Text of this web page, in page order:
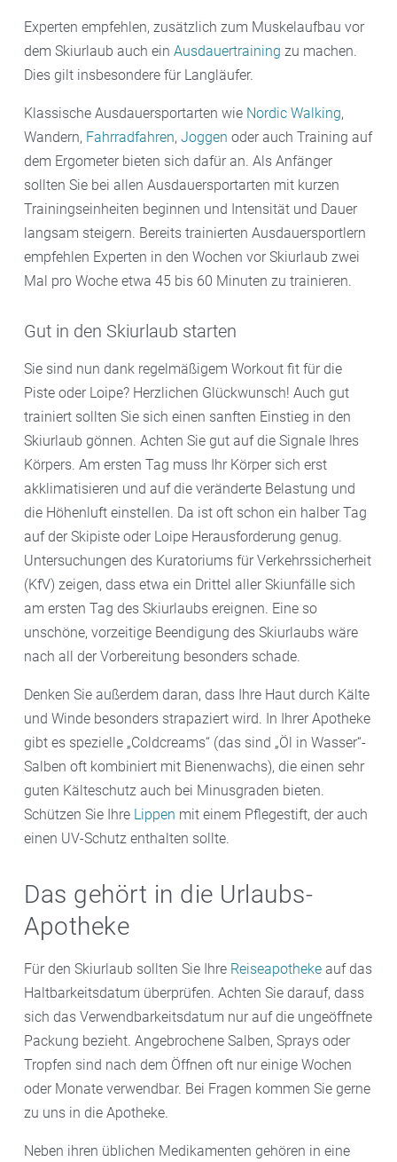
Seite drei Mal.
Bein nach etwa 10 bis 20 Sekunden wieder ab. Auch
für diese Übung empfehlen wir drei Wiederholungen
pro Seite.
Experten empfehlen, zusätzlich zum Muskelaufbau vor
dem Skiurlaub auch ein Ausdauertraining zu machen.
Dies gilt insbesondere für Langläufer.
Klassische Ausdauersportarten wie Nordic Walking,
Wandern, Fahrradfahren, Joggen oder auch Training auf
dem Ergometer bieten sich dafür an. Als Anfänger
sollten Sie bei allen Ausdauersportarten mit kurzen
Trainingseinheiten beginnen und Intensität und Dauer
langsam steigern. Bereits trainierten Ausdauersportlern
empfehlen Experten in den Wochen vor Skiurlaub zwei
Mal pro Woche etwa 45 bis 60 Minuten zu trainieren.
Gut in den Skiurlaub starten
Sie sind nun dank regelmäßigem Workout fit für die
Piste oder Loipe? Herzlichen Glückwunsch! Auch gut
trainiert sollten Sie sich einen sanften Einstieg in den
Skiurlaub gönnen. Achten Sie gut auf die Signale Ihres
Körpers. Am ersten Tag muss Ihr Körper sich erst
akklimatisieren und auf die veränderte Belastung und
die Höhenluft einstellen. Da ist oft schon ein halber Tag
auf der Skipiste oder Loipe Herausforderung genug.
Untersuchungen des Kuratoriums für Verkehrssicherheit
(KfV) zeigen, dass etwa ein Drittel aller Skiunfälle sich
am ersten Tag des Skiurlaubs ereignen. Eine so
unschöne, vorzeitige Beendigung des Skiurlaubs wäre
nach all der Vorbereitung besonders schade.
Denken Sie außerdem daran, dass Ihre Haut durch Kälte
und Winde besonders strapaziert wird. In Ihrer Apotheke
gibt es spezielle „Coldcreams“ (das sind „Öl in Wasser“-
Salben oft kombiniert mit Bienenwachs), die einen sehr
guten Kälteschutz auch bei Minusgraden bieten.
Schützen Sie Ihre Lippen mit einem Pflegestift, der auch
einen UV-Schutz enthalten sollte.
Das gehört in die Urlaubs-
Apotheke
Für den Skiurlaub sollten Sie Ihre Reiseapotheke auf das
Haltbarkeitsdatum überprüfen. Achten Sie darauf, dass
sich das Verwendbarkeitsdatum nur auf die ungeöffnete
Packung bezieht. Angebrochene Salben, Sprays oder
Tropfen sind nach dem Öffnen oft nur einige Wochen
oder Monate verwendbar. Bei Fragen kommen Sie gerne
zu uns in die Apotheke.
Neben ihren üblichen Medikamenten gehören in eine